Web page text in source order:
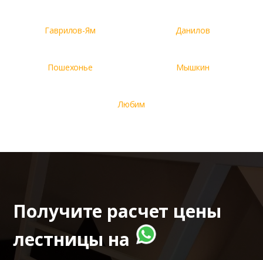
Гаврилов-Ям Данилов
Пошехонье Мышкин
Любим
Получите расчет цены
лестницы на